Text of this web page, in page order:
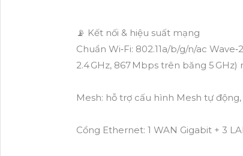
📡 Kết nối & hiệu suất mạng
Chuẩn Wi‑Fi: 802.11a/b/g/n/ac
2.4 GHz, 867 Mbps trên băng 5 GHz) r
Mesh: hỗ trợ cấu hình Mesh tự
Cổng Ethernet: 1 WAN Gigabit + 3